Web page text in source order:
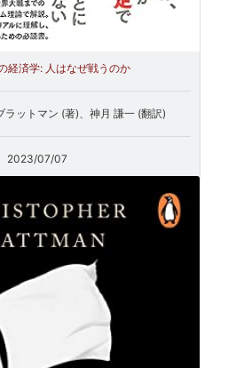
経済学: 人はなぜ戦うのか
ラットマン (著)、神月 謙一 (翻訳)
2023/07/07